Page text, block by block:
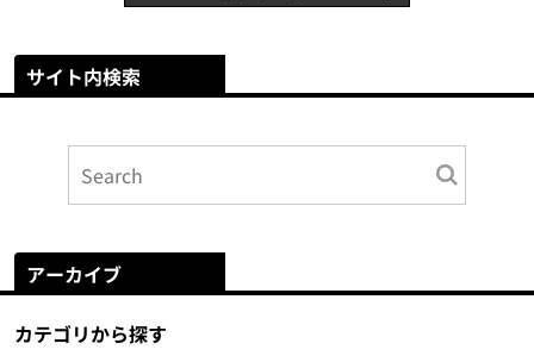
サイト内検索
アーカイブ
カテゴリから探す